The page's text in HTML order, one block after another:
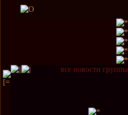
все новости группы